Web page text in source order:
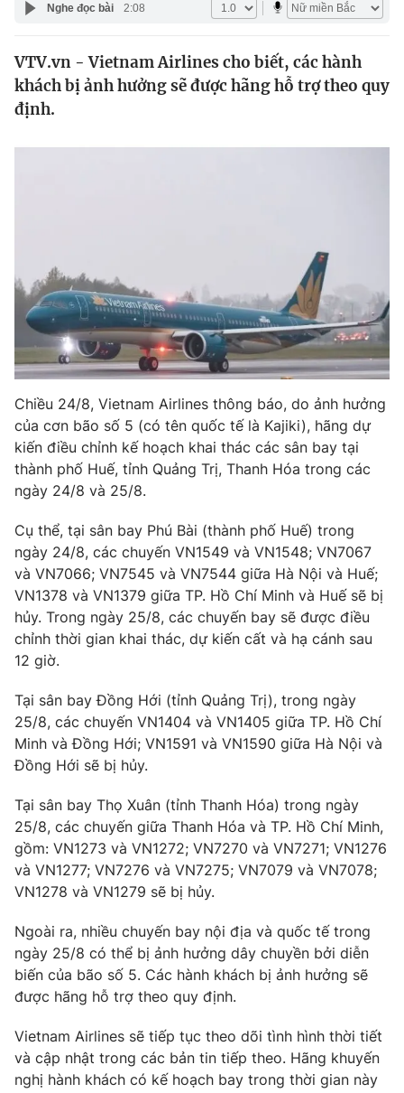
Thế giới
Kinh tế
Phim VTV
Hậu trường
Nhân vật
Khán giả
Giải sao mai
Giải trí
Điện ảnh
Âm nhạc
Sao
Đời sống
Du lịch
Làm đẹp
Chất lượng cuộc sống
Giáo dục
Tuyển sinh
Học trực tuyến
Công nghệ
Hitech Công nghệ tương lai
Sản phẩm
Thị trường
Tư vấn
Lịch phát sóng
Chuyên mục khác
Emagazine
Photo Infographic
Video
VTV Money VTV Thể thao
VTV Sức khoẻ Bất động sản
Thị trường 24h Tấm lòng Việt
VTV4 Vươn mình bằng AI
VTV9 VTV8
Liên hệ tòa soạn English
Giáo dục
Nghe đọc bài 2:08
VTV.vn - Vietnam Airlines cho biết, các hành
khách bị ảnh hưởng sẽ được hãng hỗ trợ theo quy
định.
Chiều 24/8, Vietnam Airlines thông báo, do ảnh hưởng
của cơn bão số 5 (có tên quốc tế là Kajiki), hãng dự
kiến điều chỉnh kế hoạch khai thác các sân bay tại
thành phố Huế, tỉnh Quảng Trị, Thanh Hóa trong các
ngày 24/8 và 25/8.
Cụ thể, tại sân bay Phú Bài (thành phố Huế) trong
ngày 24/8, các chuyến VN1549 và VN1548; VN7067
và VN7066; VN7545 và VN7544 giữa Hà Nội và Huế;
VN1378 và VN1379 giữa TP. Hồ Chí Minh và Huế sẽ bị
hủy. Trong ngày 25/8, các chuyến bay sẽ được điều
chỉnh thời gian khai thác, dự kiến cất và hạ cánh sau
12 giờ.
Tại sân bay Đồng Hới (tỉnh Quảng Trị), trong ngày
25/8, các chuyến VN1404 và VN1405 giữa TP. Hồ Chí
Minh và Đồng Hới; VN1591 và VN1590 giữa Hà Nội và
Đồng Hới sẽ bị hủy.
Tại sân bay Thọ Xuân (tỉnh Thanh Hóa) trong ngày
25/8, các chuyến giữa Thanh Hóa và TP. Hồ Chí Minh,
gồm: VN1273 và VN1272; VN7270 và VN7271; VN1276
và VN1277; VN7276 và VN7275; VN7079 và VN7078;
VN1278 và VN1279 sẽ bị hủy.
Ngoài ra, nhiều chuyến bay nội địa và quốc tế trong
ngày 25/8 có thể bị ảnh hưởng dây chuyền bởi diễn
biến của bão số 5. Các hành khách bị ảnh hưởng sẽ
được hãng hỗ trợ theo quy định.
Vietnam Airlines sẽ tiếp tục theo dõi tình hình thời tiết
và cập nhật trong các bản tin tiếp theo. Hãng khuyến
nghị hành khách có kế hoạch bay trong thời gian này